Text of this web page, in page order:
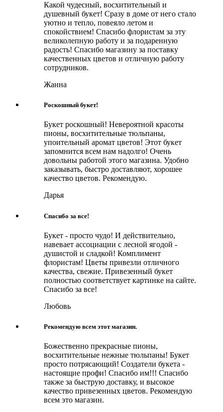
Какой чудесный, восхитительный и
душевный букет! Сразу в доме от него стало
уютно и тепло, повеяло летом и
спокойствием! Спасибо флористам за эту
великолепную работу и за подаренную
радость! Спасибо магазину за поставку
качественных цветов и отличную работу
сотрудников.
Жанна
Роскошный букет!
Букет роскошный! Невероятной красоты
пионы, восхитительные тюльпаны,
упоительный аромат цветов! Этот букет
запомнится всем нам надолго! Очень
довольны работой этого магазина. Удобно
заказывать, быстро доставляют, хорошее
качество цветов. Рекомендую.
Дарья
Спасибо за все!
Букет - просто чудо! И действительно,
навевает ассоциации с лесной ягодой -
душистой и сладкой! Комплимент
флористам! Цветы привезли отличного
качества, свежие. Привезенный букет
полностью соответствует картинке на сайте.
Спасибо за все!
Любовь
Рекомендую всем этот магазин.
Божественно прекрасные пионы,
восхитительные нежные тюльпаны! Букет
просто потрясающий! Создатели букета -
настоящие профи! Спасибо им!!! Спасибо
также за быструю доставку, и высокое
качество привезенных цветов. Рекомендую
всем это магазин.